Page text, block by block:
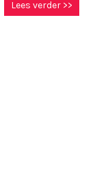
Lees verder >>